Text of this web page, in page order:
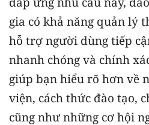
gia có khả năng quản lý
hỗ trợ người dùng tiếp
nhanh chóng và chính
giúp bạn hiểu rõ hơn về
viện, cách thức đào tạo,
cũng như những cơ hội